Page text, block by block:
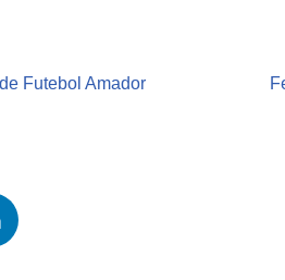
Futebol Amador